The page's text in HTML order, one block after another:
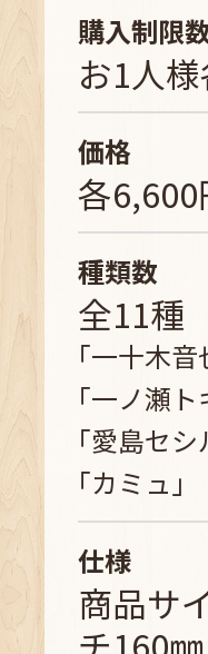
購入制限
お1人
価格
各
種類数
全11種
｢一十木音
｢一ノ瀬ト
｢愛島セシ
｢カミュ｣
仕様
商品サ